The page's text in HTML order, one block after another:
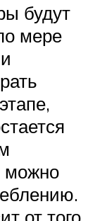
будут
мере
можно